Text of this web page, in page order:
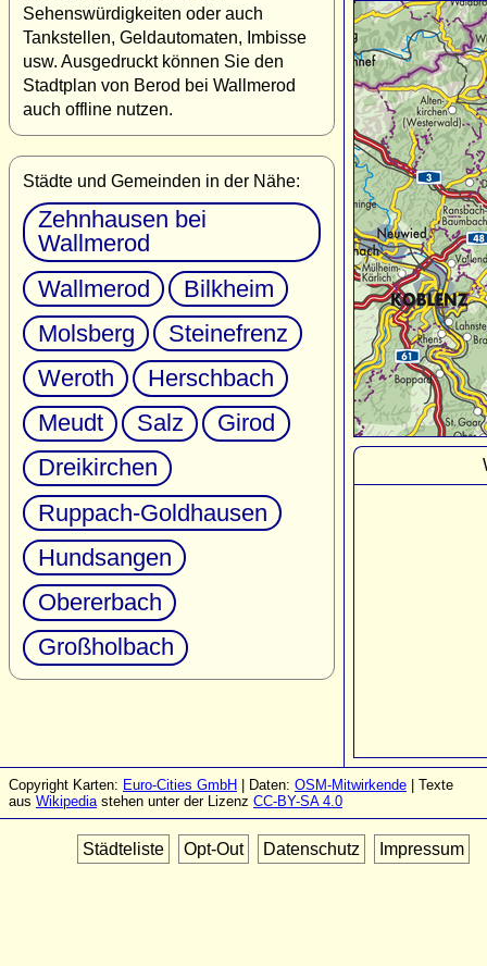
Sehenswürdigkeiten oder auch
Tankstellen, Geldautomaten, Imbisse
usw. Ausgedruckt können Sie den
Stadtplan von Berod bei Wallmerod
auch offline nutzen.
Städte und Gemeinden in der Nähe:
Zehnhausen bei
Wallmerod
Wallmerod
Bilkheim
Molsberg
Steinefrenz
Weroth
Herschbach
Meudt
Salz
Girod
Dreikirchen
Ruppach-Goldhausen
Hundsangen
Obererbach
Großholbach
Copyright Karten: Euro-Cities GmbH | Daten: OSM-Mitwirkende | Texte
aus Wikipediastehen unter der Lizenz CC-BY-SA 4.0
Städteliste Opt-Out Datenschutz Impressum